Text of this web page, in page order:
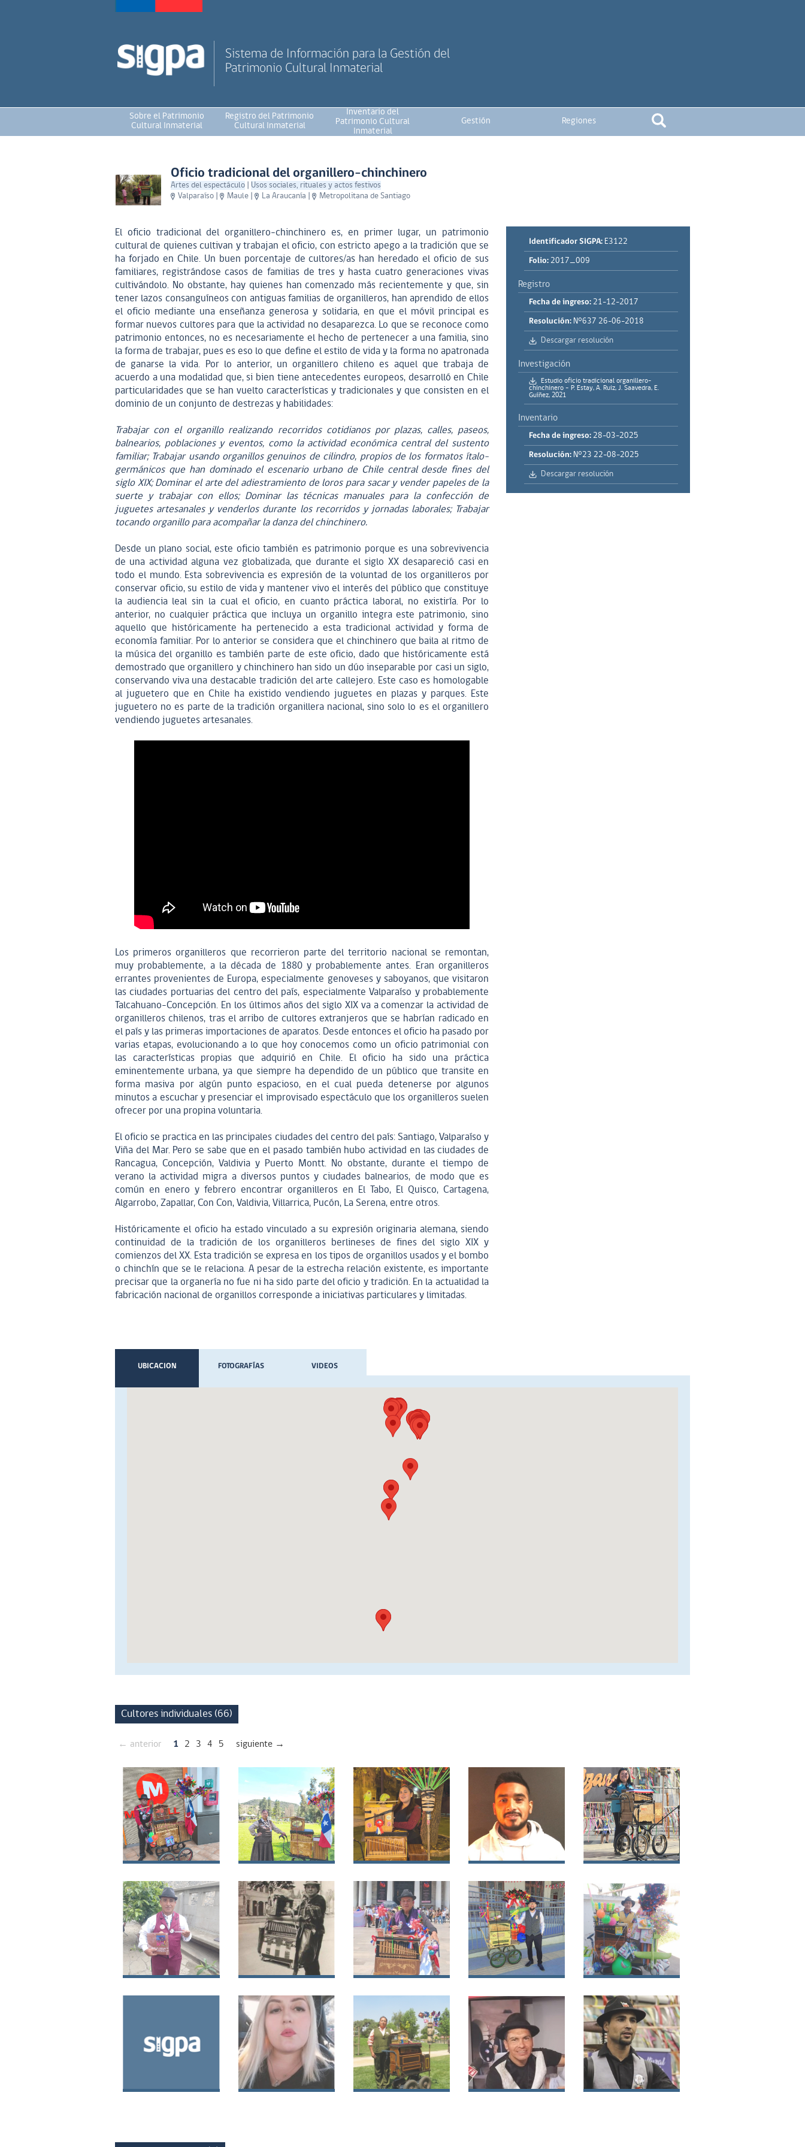
Sistema de Información para la Gestión del
Patrimonio Cultural Inmaterial
Sobre el Patrimonio
Cultural Inmaterial
Registro del Patrimonio
Cultural Inmaterial
Inventario del
Patrimonio Cultural
Inmaterial
Gestión Regiones
Oficio tradicional del organillero-chinchinero
Artes del espectáculo
Usos sociales, rituales y actos festivos
Valparaíso
Maule La Araucanía Metropolitana de Santiago
El oficio tradicional del organillero-chinchinero es, en primer lugar, un patrimonio
cultural de quienes cultivan y trabajan el oficio, con estricto apego a la tradición que se
ha forjado en Chile. Un buen porcentaje de cultores/as han heredado el oficio de sus
familiares, registrándose casos de familias de tres y hasta cuatro generaciones vivas
cultivándolo. No obstante, hay quienes han comenzado más recientemente y que, sin
tener lazos consanguíneos con antiguas familias de organilleros, han aprendido de ellos
el oficio mediante una enseñanza generosa y solidaria, en que el móvil principal es
formar nuevos cultores para que la actividad no desaparezca. Lo que se reconoce como
patrimonio entonces, no es necesariamente el hecho de pertenecer a una familia, sino
la forma de trabajar, pues es eso lo que define el estilo de vida y la forma no apatronada
de ganarse la vida. Por lo anterior, un organillero chileno es aquel que trabaja de
acuerdo a una modalidad que, si bien tiene antecedentes europeos, desarrolló en Chile
particularidades que se han vuelto características y tradicionales y que consisten en el
dominio de un conjunto de destrezas y habilidades:
Trabajar con el organillo realizando recorridos cotidianos por plazas, calles, paseos,
balnearios, poblaciones y eventos, como la actividad económica central del sustento
familiar; Trabajar usando organillos genuinos de cilindro, propios de los formatos ítalo-
germánicos que han dominado el escenario urbano de Chile central desde fines del
siglo XIX; Dominar el arte del adiestramiento de loros para sacar y vender papeles de la
suerte y trabajar con ellos; Dominar las técnicas manuales para la confección de
juguetes artesanales y venderlos durante los recorridos y jornadas laborales; Trabajar
tocando organillo para acompañar la danza del chinchinero.
Desde un plano social, este oficio también es patrimonio porque es una sobrevivencia
de una actividad alguna vez globalizada, que durante el siglo XX desapareció casi en
todo el mundo. Esta sobrevivencia es expresión de la voluntad de los organilleros por
conservar oficio, su estilo de vida y mantener vivo el interés del público que constituye
la audiencia leal sin la cual el oficio, en cuanto práctica laboral, no existiría. Por lo
anterior, no cualquier práctica que incluya un organillo integra este patrimonio, sino
aquello que históricamente ha pertenecido a esta tradicional actividad y forma de
economía familiar. Por lo anterior se considera que el chinchinero que baila al ritmo de
la música del organillo es también parte de este oficio, dado que históricamente está
demostrado que organillero y chinchinero han sido un dúo inseparable por casi un siglo,
conservando viva una destacable tradición del arte callejero. Este caso es homologable
al juguetero que en Chile ha existido vendiendo juguetes en plazas y parques. Este
juguetero no es parte de la tradición organillera nacional, sino solo lo es el organillero
vendiendo juguetes artesanales.
Los primeros organilleros que recorrieron parte del territorio nacional se remontan,
muy probablemente, a la década de 1880 y probablemente antes. Eran organilleros
errantes provenientes de Europa, especialmente genoveses y saboyanos, que visitaron
las ciudades portuarias del centro del país, especialmente Valparaíso y probablemente
Talcahuano-Concepción. En los últimos años del siglo XIX va a comenzar la actividad de
organilleros chilenos, tras el arribo de cultores extranjeros que se habrían radicado en
el país y las primeras importaciones de aparatos. Desde entonces el oficio ha pasado por
varias etapas, evolucionando a lo que hoy conocemos como un oficio patrimonial con
las características propias que adquirió en Chile. El oficio ha sido una práctica
eminentemente urbana, ya que siempre ha dependido de un público que transite en
forma masiva por algún punto espacioso, en el cual pueda detenerse por algunos
minutos a escuchar y presenciar el improvisado espectáculo que los organilleros suelen
ofrecer por una propina voluntaria.
El oficio se practica en las principales ciudades del centro del país: Santiago, Valparaíso y
Viña del Mar. Pero se sabe que en el pasado también hubo actividad en las ciudades de
Rancagua, Concepción, Valdivia y Puerto Montt. No obstante, durante el tiempo de
verano la actividad migra a diversos puntos y ciudades balnearios, de modo que es
común en enero y febrero encontrar organilleros en El Tabo, El Quisco, Cartagena,
Algarrobo, Zapallar, Con Con, Valdivia, Villarrica, Pucón, La Serena, entre otros.
Históricamente el oficio ha estado vinculado a su expresión originaria alemana, siendo
continuidad de la tradición de los organilleros berlineses de fines del siglo XIX y
comienzos del XX. Esta tradición se expresa en los tipos de organillos usados y el bombo
o chinchín que se le relaciona. A pesar de la estrecha relación existente, es importante
precisar que la organería no fue ni ha sido parte del oficio y tradición. En la actualidad la
fabricación nacional de organillos corresponde a iniciativas particulares y limitadas.
Identificador SIGPA:E3122
Folio:2017_009
Registro
Fecha de ingreso:21-12-2017
Resolución:N°637 26-06-2018
Descargar resolución
Investigación
Estudio oficio tradicional organillero-
chinchinero - P. Estay, A. Ruiz, J. Saavedra, E.
Guíñez, 2021
Inventario
Fecha de ingreso:28-03-2025
Resolución:N°23 22-08-2025
Descargar resolución
UBICACION FOTOGRAFÍAS VIDEOS
Cultores individuales (66)
← anterior 1 2 3 4 5 siguiente →
Raúl Aliro Rioseco
Susana Marisol
Conejeros
Nicole Alicia
Alexis Alberto
Tania Herminda
Raúl Alberto
Juan Rosalindo
Luis Gilberto Lara
Felipe Pablo
José Luis Lara
Luis Osvaldo
Dayanne Scarlett
Rosa del Carmen
Luis Eduardo
Claudio Andrés